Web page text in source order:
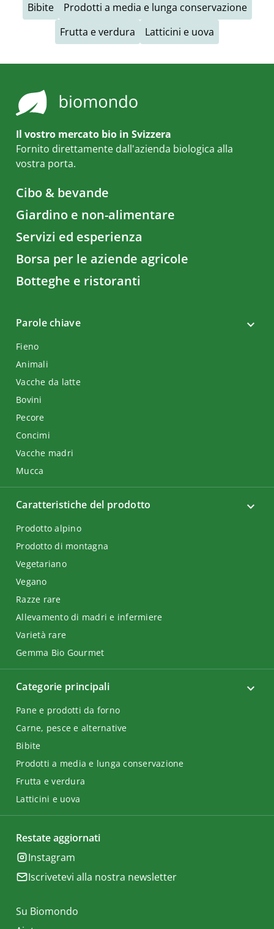
Bibite
Prodotti a media e lunga conservazione
Frutta e verdura
Latticini e uova
Il vostro mercato bio in Svizzera
Fornito direttamente dall'azienda biologica alla
vostra porta.
Cibo & bevande
Giardino e non-alimentare
Servizi ed esperienza
Borsa per le aziende agricole
Botteghe e ristoranti
Parole chiave
Fieno
Animali
Vacche da latte
Bovini
Pecore
Concimi
Vacche madri
Mucca
Categorie principali
Pane e prodotti da forno
Carne, pesce e alternative
Bibite
Prodotti a media e lunga conservazione
Frutta e verdura
Latticini e uova
Caratteristiche del prodotto
Prodotto alpino
Prodotto di montagna
Vegetariano
Vegano
Razze rare
Allevamento di madri e infermiere
Varietà rare
Gemma Bio Gourmet
Restate aggiornati
Instagram
Iscrivetevi alla nostra newsletter
Su Biomondo